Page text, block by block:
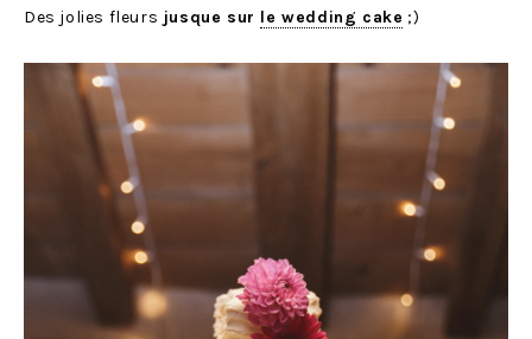
Des jolies fleurs jusque sur le wedding cake ;)